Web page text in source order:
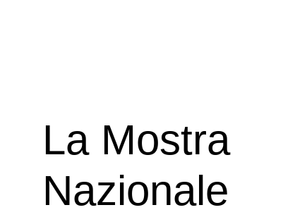
La Mostra
Nazionale